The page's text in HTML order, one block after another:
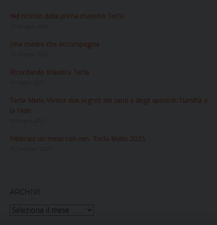
Nel ricordo della prima maestra Tecla
Una madre che accompagna
Ricordando Maestra Tecla
Tecla Merlo Viveva due segreti dei santi e degli apostoli: l’umiltà e
la Fede
Febbraio un mese con ven. Tecla Merlo 2025
ARCHIVI
Archivi